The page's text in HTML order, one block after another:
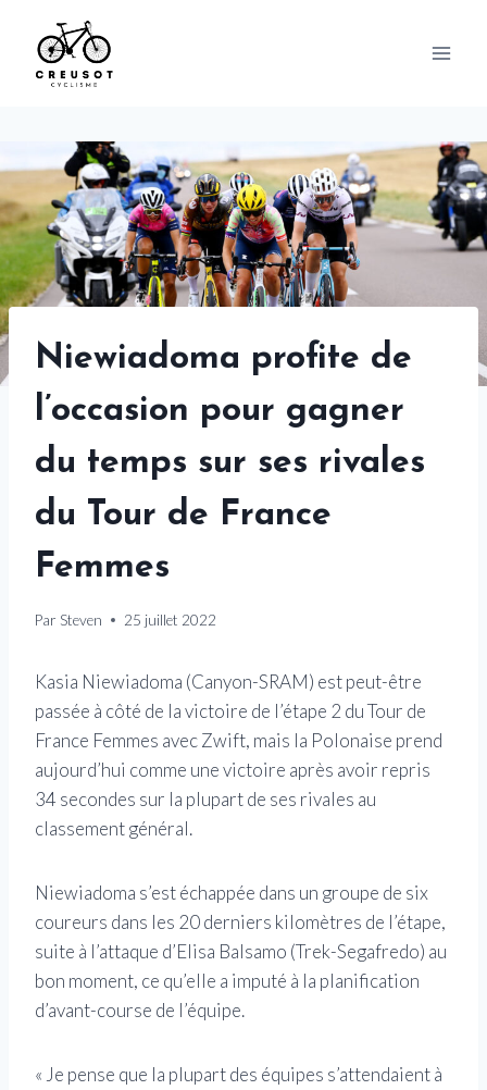
content
Niewiadoma profite de
l’occasion pour gagner
du temps sur ses rivales
du Tour de France
Femmes
Par Steven 25 juillet 2022
Kasia Niewiadoma (Canyon-SRAM) est peut-être
passée à côté de la victoire de l’étape 2 du Tour de
France Femmes avec Zwift, mais la Polonaise prend
aujourd’hui comme une victoire après avoir repris
34 secondes sur la plupart de ses rivales au
classement général.
Niewiadoma s’est échappée dans un groupe de six
coureurs dans les 20 derniers kilomètres de l’étape,
suite à l’attaque d’Elisa Balsamo (Trek-Segafredo) au
bon moment, ce qu’elle a imputé à la planification
d’avant-course de l’équipe.
« Je pense que la plupart des équipes s’attendaient à